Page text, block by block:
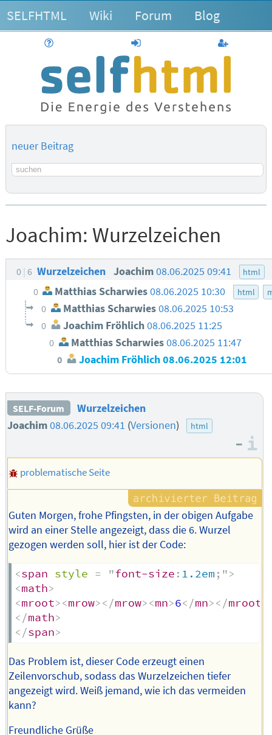
SELFHTML Wiki Forum Blog
anmelden
neuer Beitrag
Suchbegriff
Joachim: Wurzelzeichen
0 6 Wurzelzeichen Joachim08.06.2025 09:41 html
0 Matthias Scharwies08.06.2025 10:30 html
0 Matthias Scharwies 08.06.2025 10:53
0 Joachim Fröhlich 08.06.2025 11:25
0 Matthias Scharwies08.06.2025 11:47
0 Joachim Fröhlich08.06.2025 12:01
SELF-Forum
Wurzelzeichen
Joachim08.06.2025 09:41 (Versionen) html
–
problematische Seite
Guten Morgen, frohe Pfingsten, in der obigen Aufgabe
wird an einer Stelle angezeigt, dass die 6. Wurzel
gezogen werden soll, hier ist der Code:
<span style = "font-size : 1.2em ; ">
<math>
<mroot><mrow></mrow><mn>6</mn></mroot
</math>
</span>
Das Problem ist, dieser Code erzeugt einen
Zeilenvorschub, sodass das Wurzelzeichen tiefer
angezeigt wird. Weiß jemand, wie ich das vermeiden
kann?
Freundliche Grüße